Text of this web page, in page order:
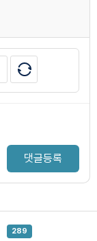
댓글등록
289